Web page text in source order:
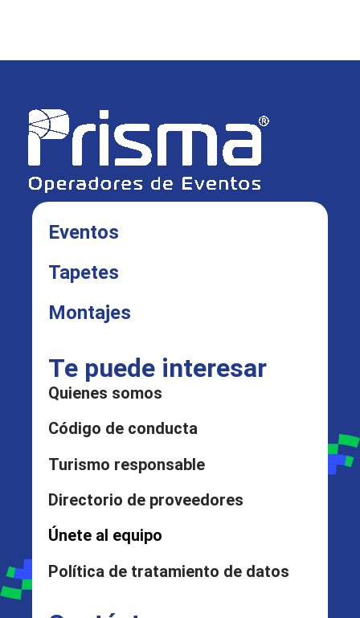
Eventos
Tapetes
Montajes
Te puede interesar
Quienes somos
Código de conducta
Turismo responsable
Directorio de proveedores
Únete al equipo
Política de tratamiento de datos